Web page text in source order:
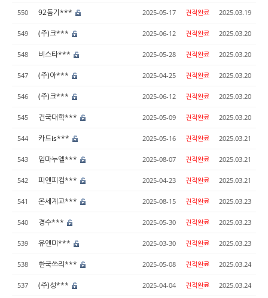
550 92돔기*** 2025-05-17 견적완료 2025.03.19
549 (주)크*** 2025-06-12 견적완료 2025.03.20
548 비스타*** 2025-05-28 견적완료 2025.03.20
547 (주)아*** 2025-04-25 견적완료 2025.03.20
546 (주)크*** 2025-06-12 견적완료 2025.03.20
545 건국대학*** 2025-05-09 견적완료 2025.03.20
544 카드is*** 2025-05-16 견적완료 2025.03.21
543 임마누엘*** 2025-08-07 견적완료 2025.03.21
542 피앤피컴*** 2025-04-23 견적완료 2025.03.21
541 온세계교*** 2025-08-15 견적완료 2025.03.23
540 경수*** 2025-05-30 견적완료 2025.03.23
539 유앤미*** 2025-03-30 견적완료 2025.03.23
538 한국쓰리*** 2025-05-08 견적완료 2025.03.24
537 (주)성*** 2025-04-04 견적완료 2025.03.24